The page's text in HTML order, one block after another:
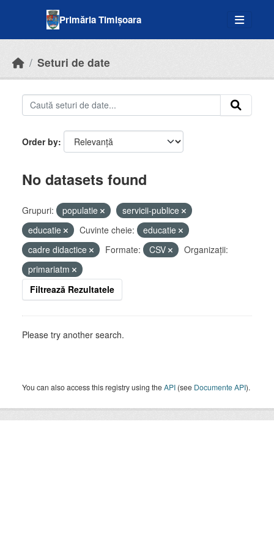
Primăria Timișoara
Seturi de date
Order by
No datasets found
Grupuri: populatie
servicii-publice
educatie
Cuvinte cheie:
educatie
cadre didactice
Formate: CSV
Organizații:
primariatm
Filtrează Rezultatele
Please try another search.
You can also access this registry using theAPI (see Documente API).